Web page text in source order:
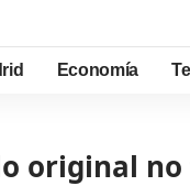
Economía
original no